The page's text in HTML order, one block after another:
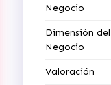
Negocio
Dimensión del
Negocio
Valoración